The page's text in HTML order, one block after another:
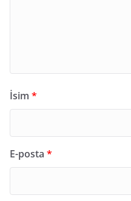
İsim *
E-posta *